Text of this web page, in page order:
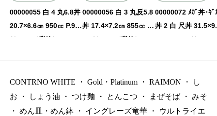
00000055 白 4 丸6.8丼
20.7×6.6㎝ 950㏄ P.92
￥1700（税抜）
00000056 白 3 丸反5.8
丼 17.4×7.2㎝ 855㏄ P.
91 ￥1100（税抜）
00000072 ﾒｶﾞ丼･ｷﾞ
丼 2 白 尺丼
3200㏄ P.7 ￥18000
CONTRNO WHITE ・ Gold・Platinum ・ RAIMON ・
し
お
・ しょう油 ・ つけ麺 ・ とんこつ ・ まぜそば ・ みそ
・ めん皿・めん鉢 ・ イングレーズ竜華 ・
ウルトライエ